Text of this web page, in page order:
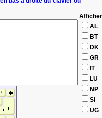
\
AL
BT
DK
GR
IT
LU
NP
SI
UG